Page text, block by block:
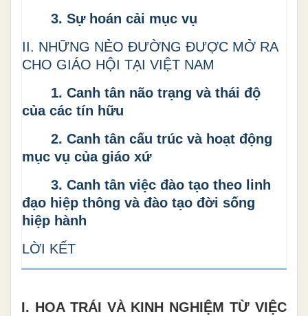
3. Sự hoán cải mục vụ
II. NHỮNG NẺO ĐƯỜNG ĐƯỢC MỞ RA
CHO GIÁO HỘI TẠI VIỆT NAM
1. Canh tân não trạng và thái độ
của các tín hữu
2. Canh tân cấu trúc và hoạt động
mục vụ của giáo xứ
3. Canh tân việc đào tạo theo linh
đạo hiệp thông và đào tạo đời sống
hiệp hành
LỜI KẾT
I. HOA TRÁI VÀ KINH NGHIỆM TỪ VIỆC